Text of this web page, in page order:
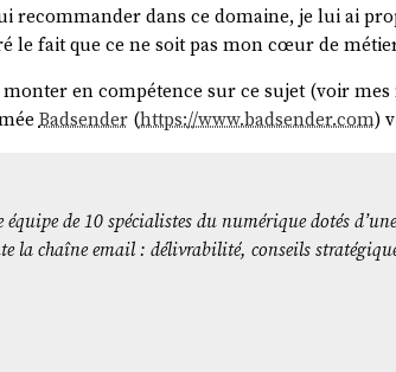
recommander dans ce domaine, je lui ai
le fait que ce ne soit pas mon cœur de
en compétence sur ce sujet (voir mes
Badsender(https://www.badsender.com)
équipe de 10 spécialistes du numérique dotés
la chaîne email : délivrabilité, conseils